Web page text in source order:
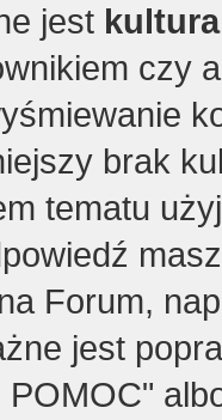
jest
czy
brak
tematu
Forum,
jest